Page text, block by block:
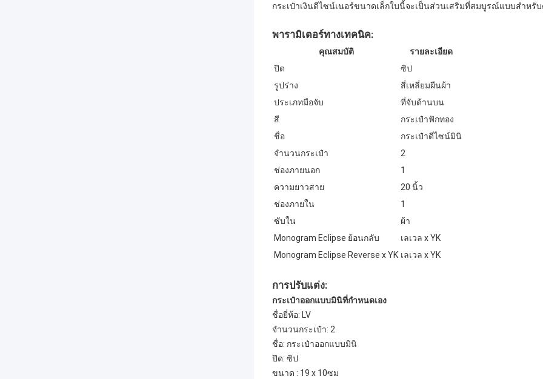
กระเป๋าเงินดีไซน์เนอร์ขนาดเล็กใบนี้จะเป็นส่วนเสริมที่สมบูรณ์แบบสำหรั
พารามิเตอร์ทางเทคนิค:
คุณสมบัติ
รายละเอียด
ปิด
ซิป
รูปร่าง
สี่เหลี่ยมผืนผ้า
ประเภทมือจับ
ที่จับด้านบน
สี
กระเป๋าฟักทอง
ชื่อ
กระเป๋าดีไซน์มินิ
จำนวนกระเป๋า
2
ช่องภายนอก
1
ความยาวสาย
20 นิ้ว
ช่องภายใน
1
ซับใน
ผ้า
Monogram Eclipse ย้อนกลับ
เลเวล x YK
Monogram Eclipse Reverse x YK เลเวล x YK
การปรับแต่ง:
กระเป๋าออกแบบมินิที่กำหนดเอง
ชื่อยี่ห้อ: LV
จำนวนกระเป๋า: 2
ชื่อ: กระเป๋าออกแบบมินิ
ปิด: ซิป
ขนาด : 19 x 10ซม